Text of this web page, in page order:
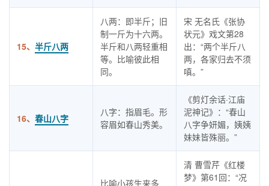
15、 半斤八两
八两：即半斤；旧
制一斤为十六两。
半斤和八两轻重相
等。比喻彼此相
同。
宋 无名氏《张协
状元》戏文第28
出：“两个半斤八
两，各家归去不须
嗔。”
16、 春山八字
八字：指眉毛。形
容眉如春山秀美。
《剪灯余话·江庙
泥神记》：“春山
八字争妍媚，姨姨
妹妹皆殊丽。”
比喻小孩生来多
清 曹雪芹《红楼
梦》第61回：“况